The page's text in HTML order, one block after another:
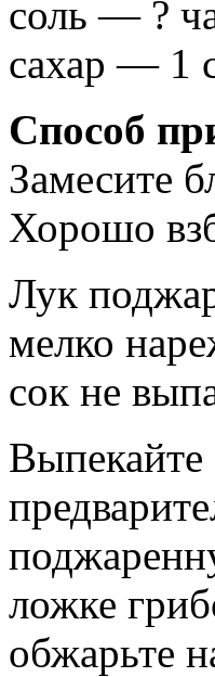
соль — ?
сахар — 1
Способ
Замесите
Хорошо
Лук
мелко
сок не
Выпекайте
ложке
обжарьте